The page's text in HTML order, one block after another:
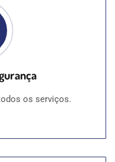
os serviços.